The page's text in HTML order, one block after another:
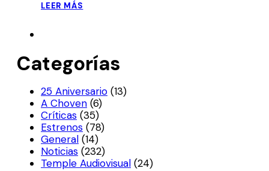
LEER MÁS
Categorías
25 Aniversario (13)
A Choven (6)
Críticas (35)
Estrenos (78)
General (14)
Noticias (232)
Temple Audiovisual (24)